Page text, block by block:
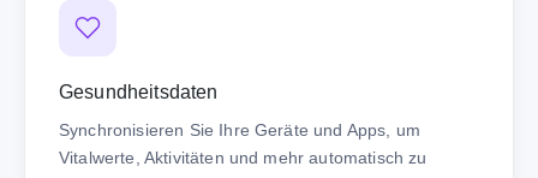
Gesundheitsdaten
Synchronisieren Sie Ihre Geräte und Apps, um
Vitalwerte, Aktivitäten und mehr automatisch zu